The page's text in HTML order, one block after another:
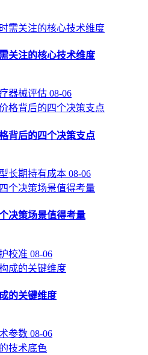
关注的核心技术维度
器械评估 08-06
背后的四个决策支点
长期持有成本 08-06
决策场景值得考量
校准 08-06
的关键维度
参数 08-06